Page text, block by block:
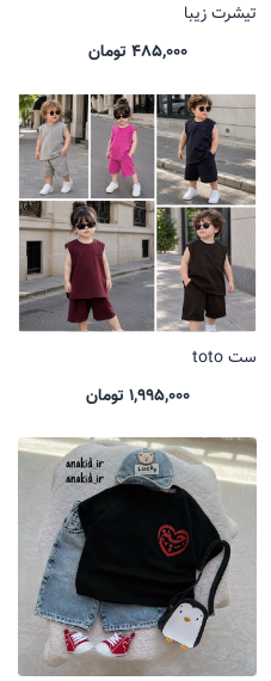
تیشرت زیبا
485,000 تومان
ست toto
1,995,000 تومان